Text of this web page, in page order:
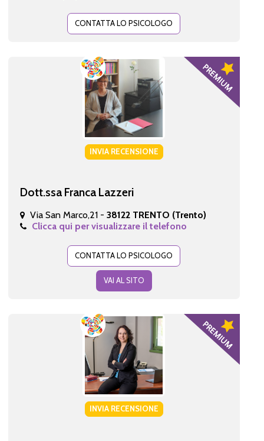
CONTATTA LO PSICOLOGO
INVIA RECENSIONE
Dott.ssa Franca Lazzeri
Via San Marco,21 - 38122 TRENTO (Trento)
Clicca qui per visualizzare il telefono
CONTATTA LO PSICOLOGO
VAI AL SITO
INVIA RECENSIONE